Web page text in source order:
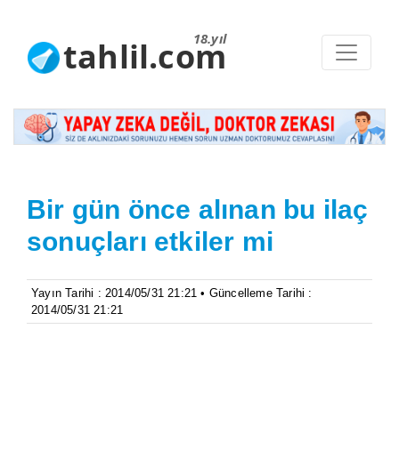
18.yıl
tahlil.com
Bir gün önce alınan bu ilaç
sonuçları etkiler mi
Yayın Tarihi : 2014/05/31 21:21 • Güncelleme Tarihi :
2014/05/31 21:21